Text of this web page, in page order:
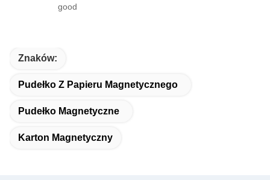
good
Znaków:
Pudełko Z Papieru Magnetycznego
Pudełko Magnetyczne
Karton Magnetyczny